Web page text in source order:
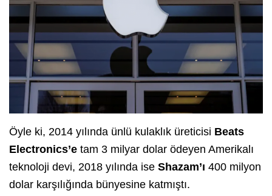
Öyle ki, 2014 yılında ünlü kulaklık üreticisi Beats
Electronics’e tam 3 milyar dolar ödeyen Amerikalı
teknoloji devi, 2018 yılında ise Shazam’ı 400 milyon
dolar karşılığında bünyesine katmıştı.